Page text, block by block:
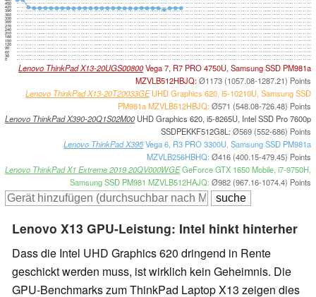
0
30
60
90
120
150
180
210
240
270
300
330
360
390
420
450
Lenovo ThinkPad X13-20UGS00800Vega 7, R7 PRO 4750U, Samsung SSD PM981a
MZVLB512HBJQ:Ø1173 (1057.08-1287.21) Points
Lenovo ThinkPad X13-20T20033GEUHD Graphics 620, i5-10210U, Samsung SSD
PM981a MZVLB512HBJQ:Ø571 (548.08-726.48) Points
Lenovo ThinkPad X390-20Q1S02M00 UHD Graphics 620, i5-8265U, Intel SSD Pro 7600p
SSDPEKKF512G8L: Ø569 (552-686) Points
Lenovo ThinkPad X395Vega 6, R3 PRO 3300U, Samsung SSD PM981a
MZVLB256HBHQ: Ø416 (400.15-479.45) Points
Lenovo ThinkPad X1 Extreme 2019 20QV000WGEGeForce GTX 1650 Mobile, i7-9750H,
Samsung SSD PM981 MZVLB512HAJQ: Ø982 (967.16-1074.4) Points
Lenovo X13 GPU-Leistung: Intel hinkt hinterher
Dass die Intel UHD Graphics 620 dringend in Rente
geschickt werden muss, ist wirklich kein Geheimnis. Die
GPU-Benchmarks zum ThinkPad Laptop X13 zeigen dies